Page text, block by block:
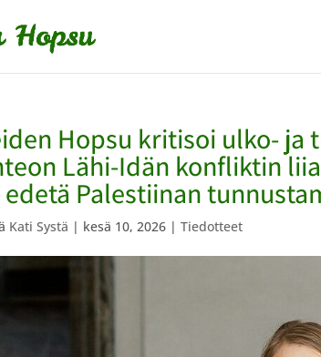
Hopsu kritisoi ulko-
Lähi-Idän konfliktin
Palestiinan
Kati Systä | kesä 10, 2026 |Tiedotteet